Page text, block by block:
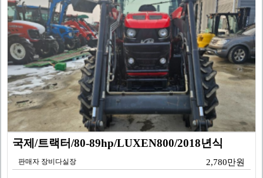
국제/트랙터/80-89hp/LUXEN800/2018년식
판매자 장비다실장 2,780만원